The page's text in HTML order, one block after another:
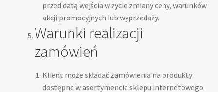
przed datą wejścia w życie zmiany ceny, warunków
akcji promocyjnych lub wyprzedaży.
Warunki realizacji
zamówień
Klient może składać zamówienia na produkty
dostępne w asortymencie sklepu internetowego